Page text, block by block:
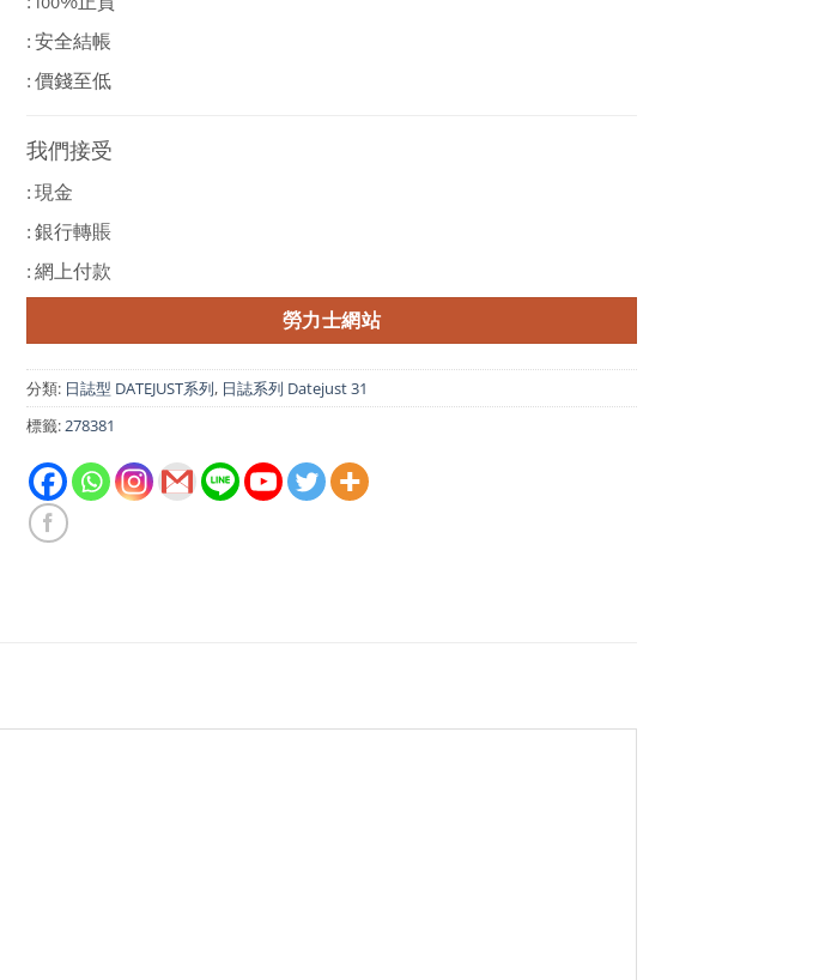
: 安全結帳
: 價錢至低
我們接受
: 現金
: 銀行轉賬
: 網上付款
勞力士網站
分類: 日誌型 DATEJUST系列, 日誌系列 Datejust 31
標籤:278381